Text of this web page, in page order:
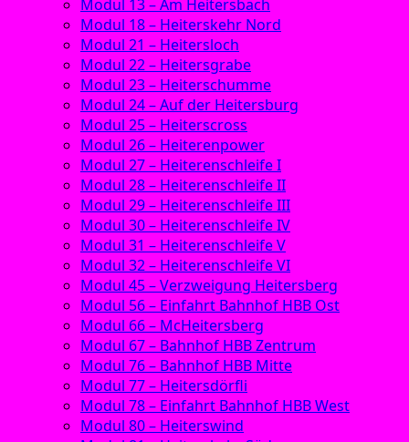
Modul 13 – Am Heitersbach
Modul 18 – Heiterskehr Nord
Modul 21 – Heitersloch
Modul 22 – Heitersgrabe
Modul 23 – Heiterschumme
Modul 24 – Auf der Heitersburg
Modul 25 – Heiterscross
Modul 26 – Heiterenpower
Modul 27 – Heiterenschleife I
Modul 28 – Heiterenschleife II
Modul 29 – Heiterenschleife III
Modul 30 – Heiterenschleife IV
Modul 31 – Heiterenschleife V
Modul 32 – Heiterenschleife VI
Modul 45 – Verzweigung Heitersberg
Modul 56 – Einfahrt Bahnhof HBB Ost
Modul 66 – McHeitersberg
Modul 67 – Bahnhof HBB Zentrum
Modul 76 – Bahnhof HBB Mitte
Modul 77 – Heitersdörfli
Modul 78 – Einfahrt Bahnhof HBB West
Modul 80 – Heiterswind